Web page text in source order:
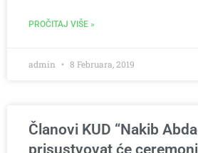
PROČITAJ VIŠE »
admin 8 Februara, 2019
Članovi KUD “Nakib
prisustvovat će